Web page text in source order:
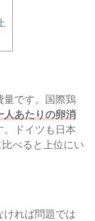
量です。国際鶏
人あたりの卵消
。ドイツも日本
べると上位にい
ければ問題では